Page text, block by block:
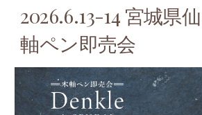
2026.6.13-14 宮城県
軸ペン即売会